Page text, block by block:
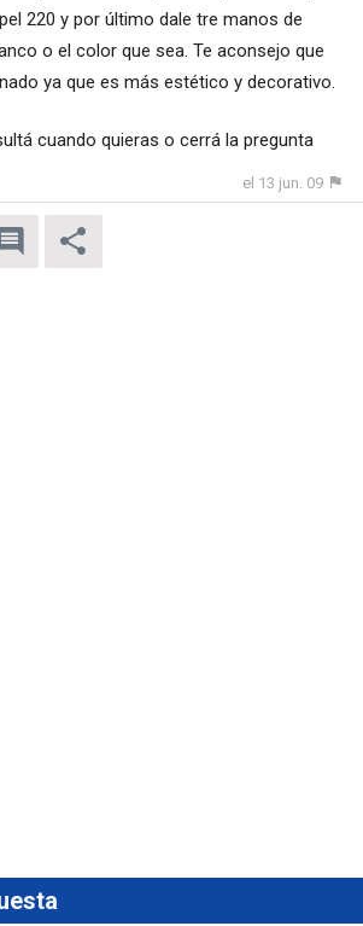
220 y por último dale tre manos de
o el color que sea. Te aconsejo que
ya que es más estético y decorativo.
cuando quieras o cerrá la pregunta
el 13 jun. 09